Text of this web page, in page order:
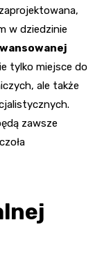
w dziedzinie
tylko miejsce do
ale także
zawsze